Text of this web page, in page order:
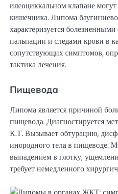
илеоциккальном клапане
кишечника. Липома
характеризуется
пальпации и следами крови в
сопутствующих симптомов,
тактика лечения.
Пищевода
Липома является причиной
пищевода. Диагностируется
К.Т. Вызывает обтурацию,
инородного тела в пищеводе.
выпадением в глотку,
требует немедленного